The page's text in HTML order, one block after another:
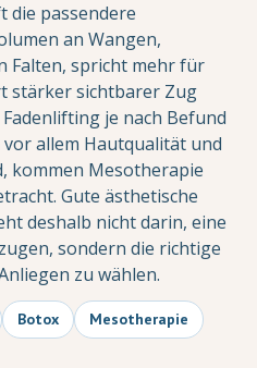
die passendere
an Wangen,
Falten, spricht mehr für
stärker sichtbarer Zug
je nach Befund
allem Hautqualität und
kommen Mesotherapie
Gute ästhetische
deshalb nicht darin, eine
sondern die richtige
zu wählen.
Botox
Mesotherapie